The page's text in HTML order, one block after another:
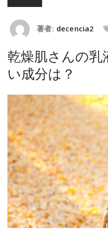
著者: decencia2
乾燥肌さんの乳
い成分は？